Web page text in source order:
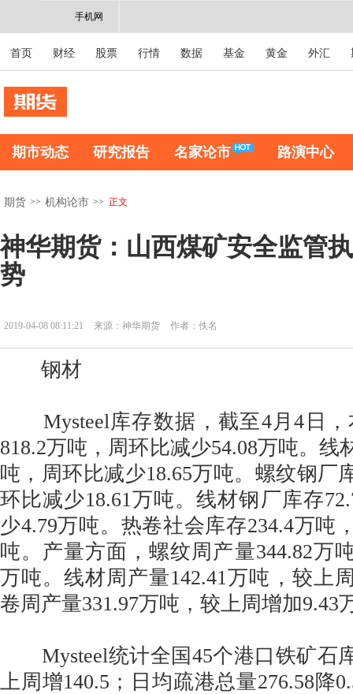
手机网
首页 财经 股票 行情 数据 基金 黄金 外汇
期市动态 研究报告 名家论市 路演中心
期货 >> 机构论市 >> 正文
神华期货：山西煤矿安全监管
势
2019-04-08 08:11:21 来源：神华期货 作者：佚名
钢材
Mysteel库存数据，截至4月4日，
818.2万吨，周环比减少54.08万吨。线
吨，周环比减少18.65万吨。螺纹钢厂
环比减少18.61万吨。线材钢厂库存
少4.79万吨。热卷社会库存234.4万吨
吨。产量方面，螺纹周产量344.82万
万吨。线材周产量142.41万吨，较上
卷周产量331.97万吨，较上周增加9.43
Mysteel统计全国45个港口铁矿石
上周增140.5；日均疏港总量276.58降